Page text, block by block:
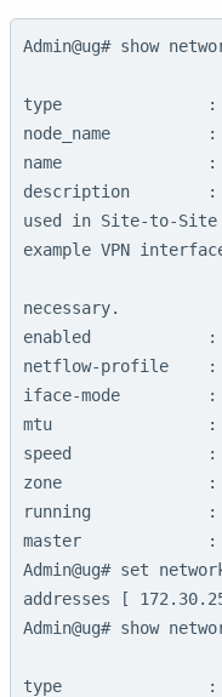
Admin@ug# show
type               :
node_name
name               :
description        :
used in Site-to-
example VPN
necessary.
enabled            :
netflow-profile    :
iface-mode         :
mtu                :
speed              :
zone               :
running            :
master             :
Admin@ug# set
addresses [
Admin@ug# show
type               :